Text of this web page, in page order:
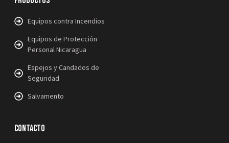
Equipos contra Incendios
Equipos de Protección
Personal Nicaragua
Espejos y Candados de
Seguridad
Salvamento
Contacto